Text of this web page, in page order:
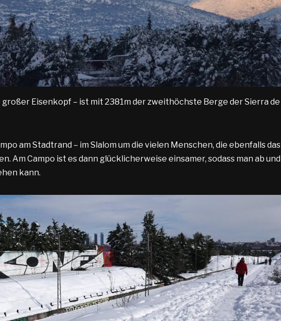
großer Eisenkopf – ist mit 2381m der zweithöchste Berge der Sierra de
am Stadtrand – im Slalom um die vielen Menschen, die ebenfalls das
Am Campo ist es dann glücklicherweise einsamer, sodass man ab und
kann.